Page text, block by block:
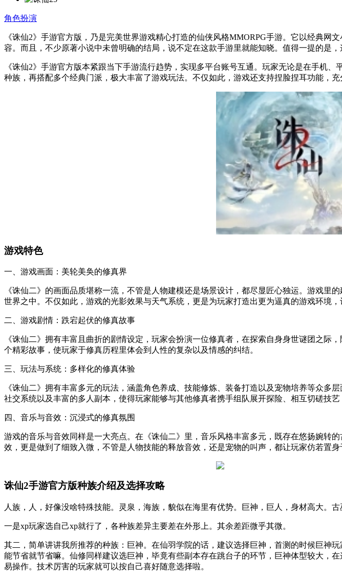
角色扮演
《诛仙2》手游官方版，乃是完美世界游戏精心打造的仙侠风格MMORPG手游。它以经典
容。而且，不少原著小说中未曾明确的结局，说不定在这款手游里就能知晓。值得一提的是
《诛仙2》手游官方版本紧跟当下手游流行趋势，实现多平台账号互通。玩家无论是在手机
种族，再搭配多个经典门派，极大丰富了游戏玩法。不仅如此，游戏还支持捏脸捏耳功能，
游戏特色
一、游戏画面：美轮美奂的修真界
《诛仙二》的画面品质堪称一流，不管是人物建模还是场景设计，都尽显匠心独运。游戏
世界之中。不仅如此，游戏的光影效果与天气系统，更是为玩家打造出更为逼真的游戏环境，
二、游戏剧情：跌宕起伏的修真故事
《诛仙二》拥有丰富且曲折的剧情设定，玩家会扮演一位修真者，在探索自身身世谜团之
个精彩故事，使玩家于修真历程里体会到人性的复杂以及情感的纠结。
三、玩法与系统：多样化的修真体验
《诛仙二》拥有丰富多元的玩法，涵盖角色养成、技能修炼、装备打造以及宠物培养等众
社交系统以及丰富的多人副本，使得玩家能够与其他修真者携手组队展开探险、相互切磋技艺
四、音乐与音效：沉浸式的修真氛围
游戏的音乐与音效同样是一大亮点。在《诛仙二》里，音乐风格丰富多元，既存在悠扬婉转
效，更是做到了细致入微，不管是人物技能的释放音效，还是宠物的叫声，都让玩家仿若置身
诛仙2手游官方版种族介绍及选择攻略
人族，人，好像没啥特殊技能。灵泉，海族，貌似在海里有优势。巨神，巨人，身材高大。
一是xp玩家选自己xp就行了，各种族差异主要差在外形上。其余差距微乎其微。
其二，简单讲讲我所推荐的种族：巨神。在仙羽学院的话，建议选择巨神，首测的时候巨神
能节省就节省嘛。仙修同样建议选巨神，毕竟有些副本存在跳台子的环节，巨神体型较大，
易操作。技术厉害的玩家就可以按自己喜好随意选择啦。